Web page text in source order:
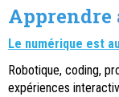
Apprendre
Le numérique est
Robotique, coding,
expériences